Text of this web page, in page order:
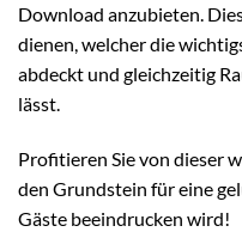
Download anzubieten.
dienen, welcher die
abdeckt und gleichzeitig
lässt.
Profitieren Sie von dieser
den Grundstein für eine
Gäste beeindrucken wird!